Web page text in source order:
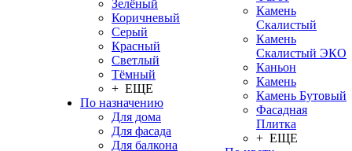
Зелёный
Коричневый
Серый
Красный
Светлый
Тёмный
+ ЕЩЕ
По назначению
Для дома
Для фасада
Для балкона
Камень
Скалистый
Камень
Скалистый ЭКО
Каньон
Камень
Камень Бутовый
Фасадная
Плитка
+ ЕЩЕ